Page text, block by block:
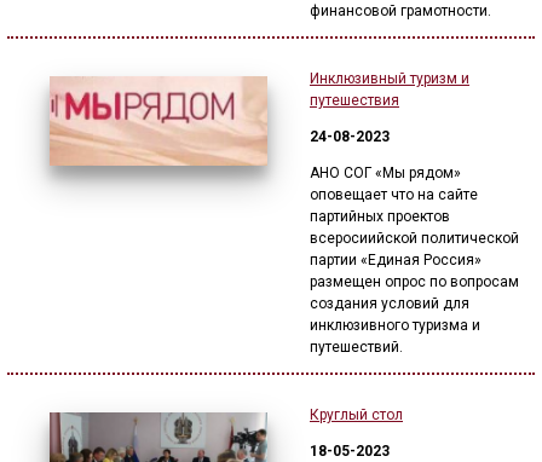
финансовой грамотности.
Инклюзивный туризм и
путешествия
24-08-2023
АНО СОГ «Мы рядом»
оповещает что на сайте
партийных проектов
всеросиийской политической
партии «Единая Россия»
размещен опрос по вопросам
создания условий для
инклюзивного туризма и
путешествий.
Круглый стол
18-05-2023